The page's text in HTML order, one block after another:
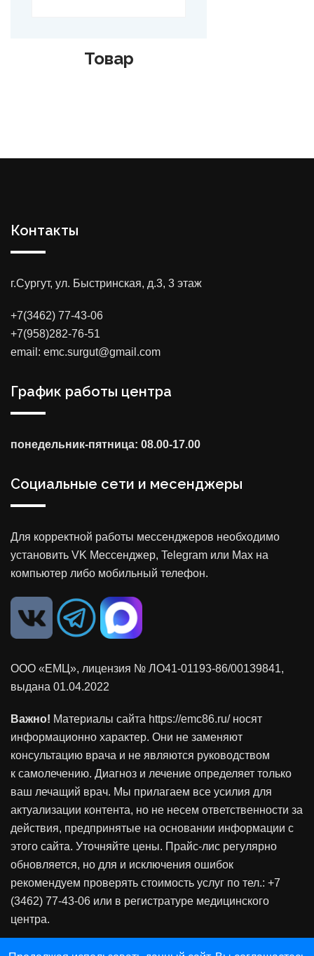
Контакты
г.Сургут, ул. Быстринская, д.3, 3 этаж
+7(3462) 77-43-06
+7(958)282-76-51
email: emc.surgut@gmail.com
График работы центра
понедельник-пятница: 08.00-17.00
Социальные сети и месенджеры
Для корректной работы мессенджеров необходимо
установить VK Мессенджер, Telegram или Max на
компьютер либо мобильный телефон.
ООО «ЕМЦ», лицензия № ЛО41-01193-86/00139841,
выдана 01.04.2022
Важно! Материалы сайта https://emc86.ru/ носят
информационно характер. Они не заменяют
консультацию врача и не являются руководством
к самолечению. Диагноз и лечение определяет только
ваш лечащий врач. Мы прилагаем все усилия для
актуализации контента, но не несем ответственности за
действия, предпринятые на основании информации с
этого сайта. Уточняйте цены. Прайс-лис регулярно
обновляется, но для и исключения ошибок
рекомендуем проверять стоимость услуг по тел.: +7
(3462) 77-43-06 или в регистратуре медицинского
центра.